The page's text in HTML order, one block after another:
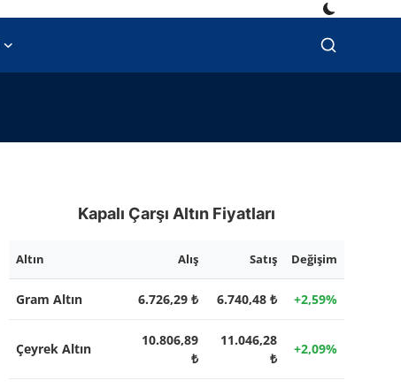
Kapalı Çarşı Altın Fiyatları
Altın Alış Satış Değişim
Gram Altın 6.726,29 ₺ 6.740,48 ₺ +2,59%
Çeyrek Altın
10.806,89
₺
11.046,28
₺
+2,09%